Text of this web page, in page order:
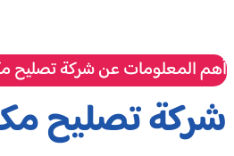
أهم المعلومات عن شركة تصليح
تصليح